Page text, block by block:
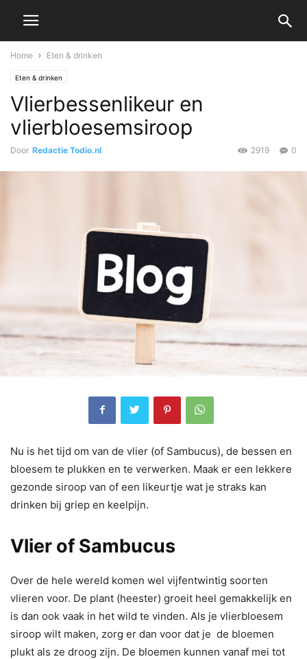
Home Eten & drinken
Eten & drinken
Vlierbessenlikeur en
vlierbloesemsiroop
Door Redactie Todio.nl 0
2919
Nu is het tijd om van de vlier (of Sambucus), de bessen en
bloesem te plukken en te verwerken. Maak er een lekkere
gezonde siroop van of een likeurtje wat je straks kan
drinken bij griep en keelpijn.
Vlier of Sambucus
Over de hele wereld komen wel vijfentwintig soorten
vlieren voor. De plant (heester) groeit heel gemakkelijk en
is dan ook vaak in het wild te vinden. Als je vlierbloesem
siroop wilt maken, zorg er dan voor dat je de bloemen
plukt als ze droog zijn. De bloemen kunnen vanaf mei tot